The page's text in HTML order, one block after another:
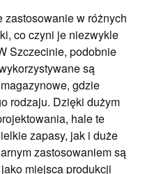
w różnych
co czyni je niezwykle
Szczecinie, podobnie
są
gdzie
rodzaju. Dzięki dużym
hale te
zapasy, jak i duże
zastosowaniem są
miejsca produkcji